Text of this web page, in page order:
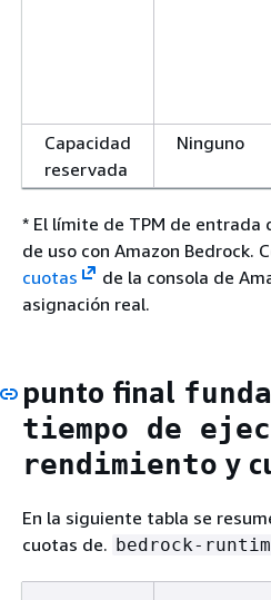
Capacidad
reservada
Ninguno
* El límite de TPM de entrada
de uso con Amazon Bedrock.
cuotas
de la consola de
asignación real.
punto final
tiempo de
rendimiento y
En la siguiente tabla se
cuotas de. bedrock-